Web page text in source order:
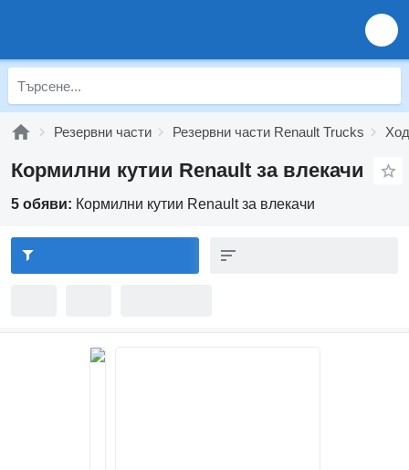
Резервни части Резервни части Renault Trucks
Кормилни кутии Renault за влекачи
5 обяви: Кормилни кутии Renault за влекачи